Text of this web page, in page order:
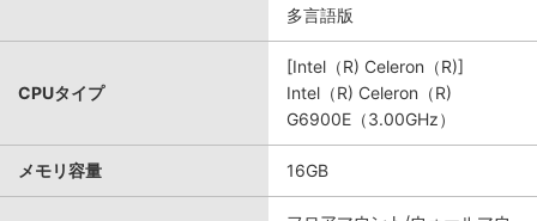
多言語版
CPUタイプ
[Intel（R) Celeron（R)]
Intel（R) Celeron（R)
G6900E（3.00GHz）
メモリ容量 16GB